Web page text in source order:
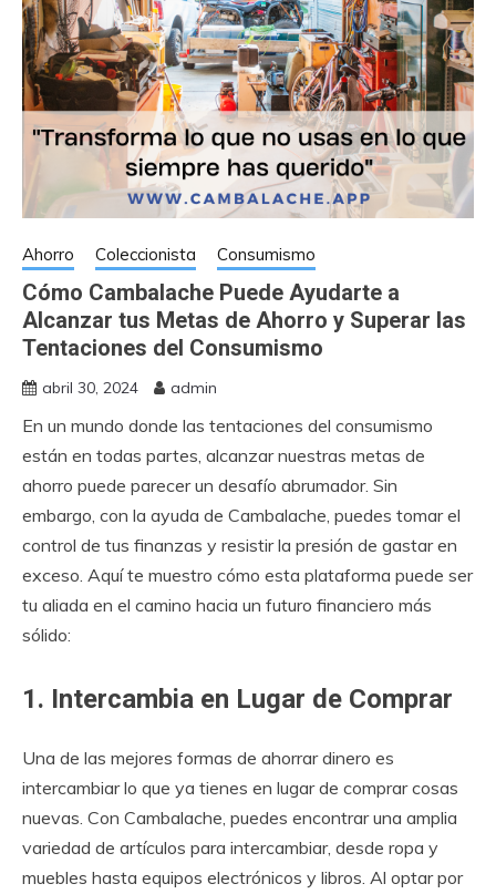
Ahorro Coleccionista Consumismo
Cómo Cambalache Puede Ayudarte a
Alcanzar tus Metas de Ahorro y Superar las
Tentaciones del Consumismo
abril 30, 2024 admin
En un mundo donde las tentaciones del consumismo
están en todas partes, alcanzar nuestras metas de
ahorro puede parecer un desafío abrumador. Sin
embargo, con la ayuda de Cambalache, puedes tomar el
control de tus finanzas y resistir la presión de gastar en
exceso. Aquí te muestro cómo esta plataforma puede ser
tu aliada en el camino hacia un futuro financiero más
sólido:
1. Intercambia en Lugar de Comprar
Una de las mejores formas de ahorrar dinero es
intercambiar lo que ya tienes en lugar de comprar cosas
nuevas. Con Cambalache, puedes encontrar una amplia
variedad de artículos para intercambiar, desde ropa y
muebles hasta equipos electrónicos y libros. Al optar por